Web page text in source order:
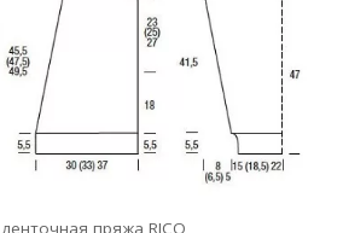
ленточная пряжа RICO